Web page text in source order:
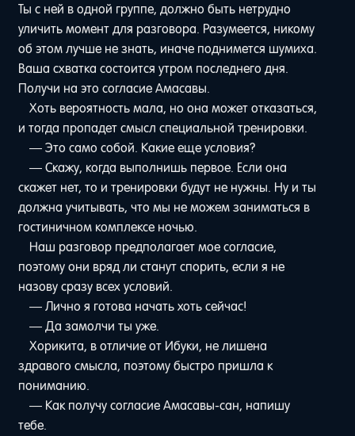
Ты с ней в одной группе, должно быть нетрудно
уличить момент для разговора. Разумеется, никому
об этом лучше не знать, иначе поднимется шумиха.
Ваша схватка состоится утром последнего дня.
Получи на это согласие Амасавы.
Хоть вероятность мала, но она может отказаться,
и тогда пропадет смысл специальной тренировки.
— Это само собой. Какие еще условия?
— Скажу, когда выполнишь первое. Если она
скажет нет, то и тренировки будут не нужны. Ну и ты
должна учитывать, что мы не можем заниматься в
гостиничном комплексе ночью.
Наш разговор предполагает мое согласие,
поэтому они вряд ли станут спорить, если я не
назову сразу всех условий.
— Лично я готова начать хоть сейчас!
— Да замолчи ты уже.
Хорикита, в отличие от Ибуки, не лишена
здравого смысла, поэтому быстро пришла к
пониманию.
— Как получу согласие Амасавы-сан, напишу
тебе.